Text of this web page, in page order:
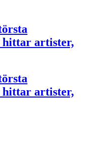
artister,
artister,